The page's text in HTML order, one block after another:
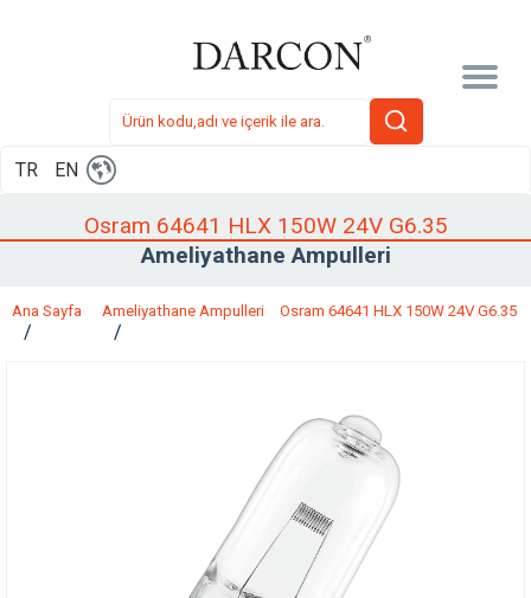
TR EN
Osram 64641 HLX 150W 24V G6.35
Ameliyathane Ampulleri
Ana Sayfa Ameliyathane Ampulleri Osram 64641 HLX 150W 24V G6.35